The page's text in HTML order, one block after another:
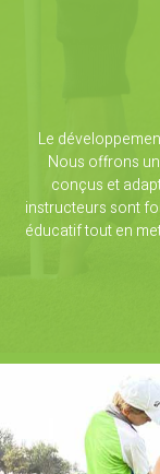
Le
Nous offrons
conçus et
instructeurs sont
éducatif tout en